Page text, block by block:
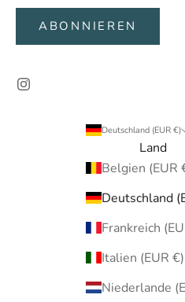
ABONNIEREN
Deutschland (EUR €)
Land
Belgien (EUR
Deutschland
Frankreich
Italien (EUR €)
Niederlande